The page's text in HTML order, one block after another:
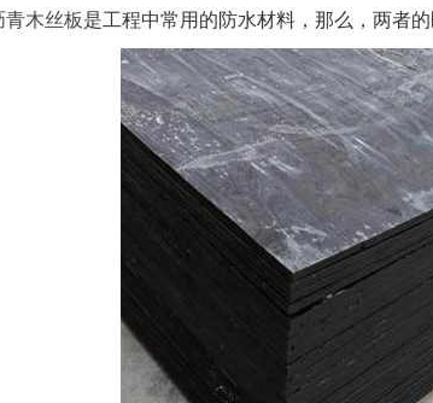
青木丝板是工程中常用的防水材料，那么，两者